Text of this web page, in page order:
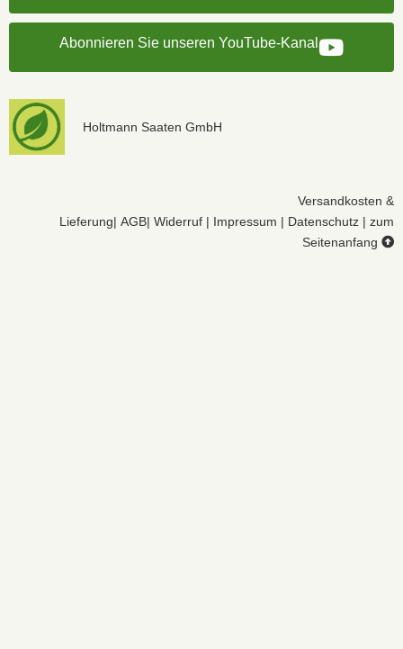
Abonnieren Sie unseren YouTube-Kanal
Holtmann Saaten GmbH
Versandkosten &
Lieferung| AGB| Widerruf | Impressum | Datenschutz | zum
Seitenanfang